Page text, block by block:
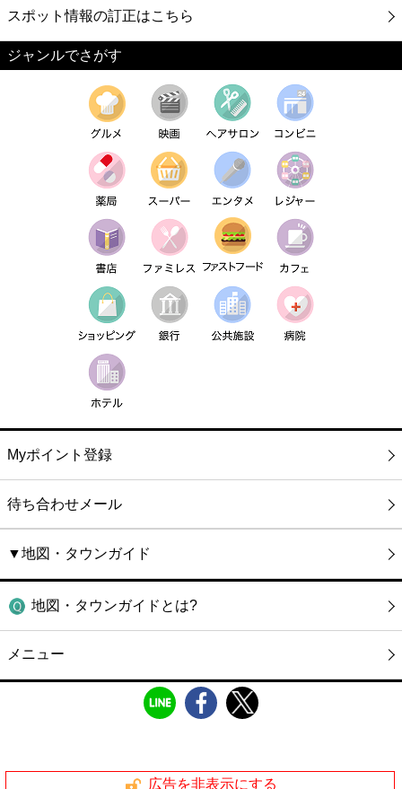
スポット情報の訂正はこちら
ジャンルでさがす
Myポイント登録
待ち合わせメール
▼地図・タウンガイド
地図・タウンガイドとは?
メニュー
広告を非表示にする